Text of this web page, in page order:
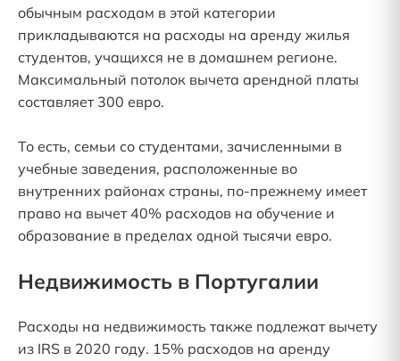
обычным расходам в этой категории
прикладываются на расходы на аренду жилья
студентов, учащихся не в домашнем регионе.
Максимальный потолок вычета арендной платы
составляет 300 евро.
То есть, семьи со студентами, зачисленными в
учебные заведения, расположенные во
внутренних районах страны, по-прежнему имеет
право на вычет 40% расходов на обучение и
образование в пределах одной тысячи евро.
Недвижимость в Португалии
Расходы на недвижимость также подлежат вычету
из IRS в 2020 году. 15% расходов на аренду